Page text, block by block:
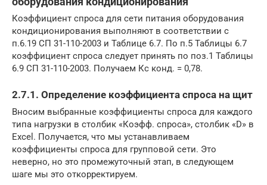
Коэффициент спроса для сети питания оборудования
кондиционирования выполняют в соответствии с
п.6.19 СП 31-110-2003 и Таблице 6.7. По п.5 Таблицы 6.7
коэффициент спроса следует принять по поз.1 Таблицы
6.9 СП 31-110-2003. Получаем Кс конд. = 0,78.
2.7.1. Определение коэффициента спроса на щит
Вносим выбранные коэффициенты спроса для каждого
типа нагрузки в столбик «Коэфф. спроса», столбик «D» в
Excel. Получается, что мы устанавливаем
коэффициенты спроса для групповой сети. Это
неверно, но это промежуточный этап, в следующем
шаге мы это откорректируем.